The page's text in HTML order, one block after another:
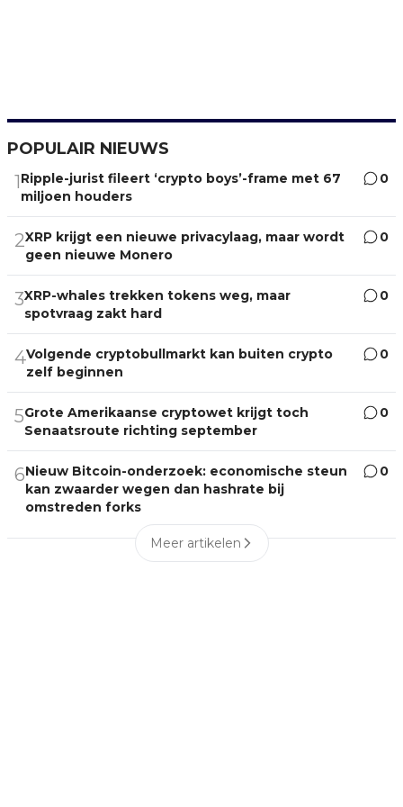
POPULAIR NIEUWS
1Ripple-jurist fileert ‘crypto boys’-frame met 67
miljoen houders
0
2XRP krijgt een nieuwe privacylaag, maar wordt
geen nieuwe Monero
0
3XRP-whales trekken tokens weg, maar
spotvraag zakt hard
0
4Volgende cryptobullmarkt kan buiten crypto
zelf beginnen
0
5Grote Amerikaanse cryptowet krijgt toch
Senaatsroute richting september
0
6Nieuw Bitcoin-onderzoek: economische steun
kan zwaarder wegen dan hashrate bij
omstreden forks
0
Meer artikelen